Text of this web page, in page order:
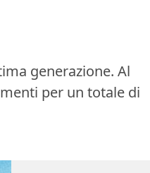
generazione. Al
per un totale di